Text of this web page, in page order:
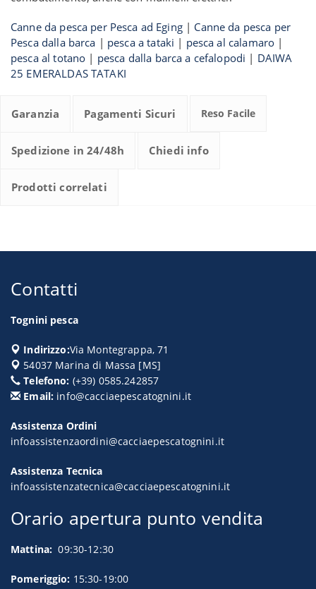
Canne da pesca per Pesca ad Eging| Canne da pesca per
Pesca dalla barca | pesca a tataki | pesca al calamaro |
pesca al totano | pesca dalla barca a cefalopodi | DAIWA
25 EMERALDAS TATAKI
Garanzia Pagamenti Sicuri Reso Facile
Spedizione in 24/48h Chiedi info
Prodotti correlati
Contatti
Tognini pesca
Indirizzo:Via Montegrappa, 71
54037 Marina di Massa [MS]
Telefono: (+39) 0585.242857
Email: info@cacciaepescatognini.it
Assistenza Ordini
infoassistenzaordini@cacciaepescatognini.it
Assistenza Tecnica
infoassistenzatecnica@cacciaepescatognini.it
Orario apertura punto vendita
Mattina: 09:30-12:30
Pomeriggio: 15:30-19:00